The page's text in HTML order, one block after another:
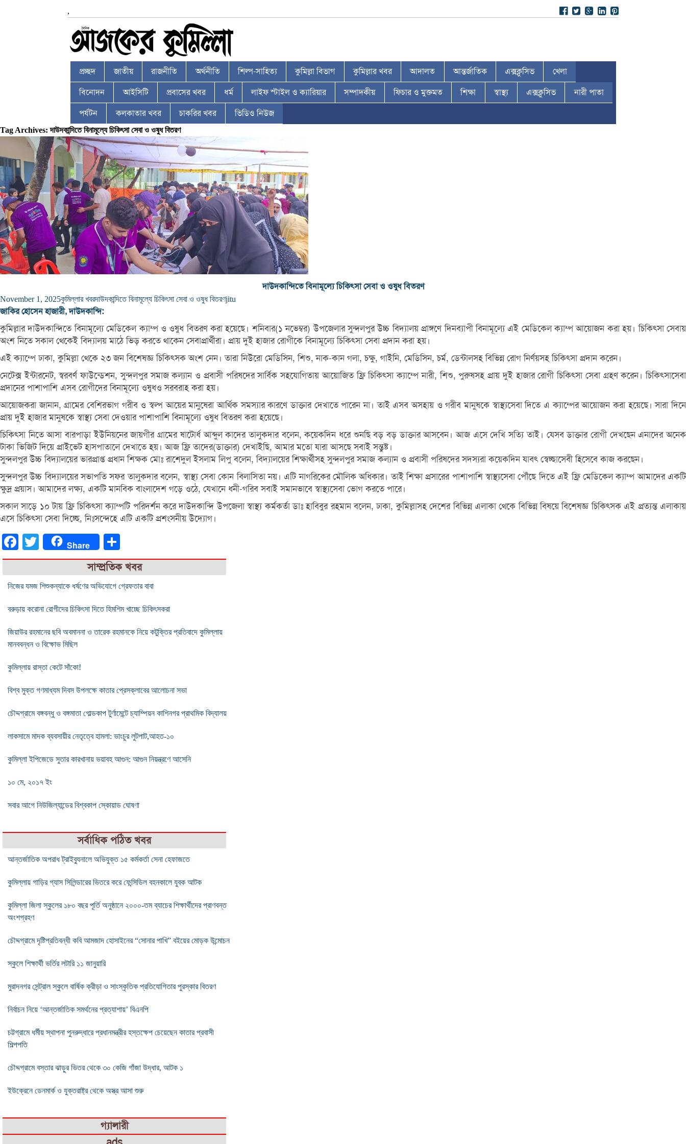
,
প্রচ্ছদ জাতীয় রাজনীতি অর্থনীতি শিল্প-সাহিত্য কুমিল্লা বিভাগ কুমিল্লার খবর আদালত আন্তর্জাতিক এক্সক্লুসিভ খেলা
বিনোদন আইসিটি প্রবাসের খবর ধর্ম লাইফ স্টাইল ও ক্যারিয়ার সম্পাদকীয় ফিচার ও মুক্তমত শিক্ষা স্বাস্থ্য এক্সক্লুসিভ নারী পাতা
পর্যটন কলকাতার খবর চাকরির খবর ভিডিও নিউজ
Tag Archives: দাউদকান্দিতে বিনামূল্যে চিকিৎসা সেবা ও ওষুধ বিতরণ
দাউদকান্দিতে বিনামূল্যে চিকিৎসা সেবা ও ওষুধ বিতরণ
November 1, 2025কুমিল্লার খবরদাউদকান্দিতে বিনামূল্যে চিকিৎসা সেবা ও ওষুধ বিতরণjitu
জাকির হোসেন হাজারী, দাউদকান্দি:
কুমিল্লার দাউদকান্দিতে বিনামূল্যে মেডিকেল ক্যাম্প ও ওষুধ বিতরণ করা হয়েছে। শনিবার(১ নভেম্বর) উপজেলার সুন্দলপুর উচ্চ বিদ্যালয় প্রাঙ্গণে দিনব্যাপী বিনামূল্যে এই মেডিকেল ক্যাম্প আয়োজন করা হয়। চিকিৎসা সেবায়
অংশ নিতে সকাল থেকেই বিদ্যালয় মাঠে ভিড় করতে থাকেন সেবাপ্রার্থীরা। প্রায় দুই হাজার রোগীকে বিনামূল্যে চিকিৎসা সেবা প্রদান করা হয়।
এই ক্যাম্পে ঢাকা, কুমিল্লা থেকে ২৩ জন বিশেষজ্ঞ চিকিৎসক অংশ নেন। তারা নিউরো মেডিসিন, শিশু, নাক-কান গলা, চক্ষু, গাইনি, মেডিসিন, চর্ম, ডেন্টালসহ বিভিন্ন রোগ নির্ণয়সহ চিকিৎসা প্রদান করেন।
নেটেক্স ইন্টারনেট, স্বরবর্ণ ফাউন্ডেশন, সুন্দলপুর সমাজ কল্যান ও প্রবাসী পরিষদের সার্বিক সহযোগিতায় আয়োজিত ফ্রি চিকিৎসা ক্যাম্পে নারী, শিশু, পুরুষসহ প্রায় দুই হাজার রোগী চিকিৎসা সেবা গ্রহণ করেন। চিকিৎসাসেবা
প্রদানের পাশাপাশি এসব রোগীদের বিনামূল্যে ওষুধও সরবরাহ করা হয়।
আয়োজকরা জানান, গ্রামের বেশিরভাগ গরীব ও স্বল্প আয়ের মানুষেরা আর্থিক সমস্যার কারণে ডাক্তার দেখাতে পারেন না। তাই এসব অসহায় ও গরীব মানুষকে স্বাস্থ্যসেবা দিতে এ ক্যাম্পের আয়োজন করা হয়েছে। সারা দিনে
প্রায় দুই হাজার মানুষকে স্বাস্থ্য সেবা দেওয়ার পাশাপাশি বিনামূল্যে ওষুধ বিতরণ করা হয়েছে।
চিকিৎসা নিতে আসা বারপাড়া ইউনিয়নের জায়গীর গ্রামের ষাটোর্ধ আব্দুল কাদের তালুকদার বলেন, কয়েকদিন ধরে শুনছি বড় বড় ডাক্তার আসবেন। আজ এসে দেখি সত্যি তাই। যেসব ডাক্তার রোগী দেখছেন এনাদের অনেক
টাকা ভিজিট দিয়ে প্রাইভেট হাসপাতালে দেখাতে হয়। আজ ফ্রি তাদের(ডাক্তার) দেখাইছি, আমার মতো যারা আসছে সবাই সন্তুষ্ট।
সুন্দলপুর উচ্চ বিদ্যালয়ের ভারপ্রাপ্ত প্রধান শিক্ষক মোঃ রাশেদুল ইসলাম লিপু বলেন, বিদ্যালয়ের শিক্ষার্থীসহ সুন্দলপুর সমাজ কল্যান ও প্রবাসী পরিষদের সদস্যরা কয়েকদিন যাবৎ স্বেচ্ছাসেবী হিসেবে কাজ করছেন।
সুন্দলপুর উচ্চ বিদ্যালয়ের সভাপতি সফর তালুকদার বলেন, স্বাস্থ্য সেবা কোন বিলাসিতা নয়। এটি নাগরিকের মৌলিক অধিকার। তাই শিক্ষা প্রসারের পাশাপাশি স্বাস্থ্যসেবা পৌঁছে দিতে এই ফ্রি মেডিকেল ক্যাম্প আমাদের একটি
ক্ষুদ্র প্রয়াস। আমাদের লক্ষ্য, একটি মানবিক বাংলাদেশ গড়ে ওঠে, যেখানে ধনী-গরিব সবাই সমানভাবে স্বাস্থ্যসেবা ভোগ করতে পারে।
সকাল সাড়ে ১০ টায় ফ্রি চিকিৎসা ক্যাম্পটি পরিদর্শন করে দাউদকান্দি উপজেলা স্বাস্থ্য কর্মকর্তা ডাঃ হাবিবুর রহমান বলেন, ঢাকা, কুমিল্লাসহ দেশের বিভিন্ন এলাকা থেকে বিভিন্ন বিষয়ে বিশেষজ্ঞ চিকিৎসক এই প্রত্যন্ত এলাকায়
এসে চিকিৎসা সেবা দিচ্ছে, নিঃসন্দেহে এটি একটি প্রশংসনীয় উদ্যোগ।
FacebookTwitter Share
সাম্প্রতিক খবর
নিজের যমজ শিশুকন্যাকে ধর্ষণের অভিযোগে গ্রেফতার বাবা
বরুড়ায় করোনা রোগীদের চিকিৎসা দিতে হিমশিম খাচ্ছে চিকিৎসকরা
জিয়াউর রহমানের ছবি অবমাননা ও তারেক রহমানকে নিয়ে কটুক্তির প্রতিবাদে কুমিল্লায়
মানববন্ধন ও বিক্ষোভ মিছিল
কুমিল্লায় রাস্তা কেটে সাঁকো!
বিশ্ব মুক্ত গণমাধ্যম দিবস উপলক্ষে কাতার প্রেসক্লাবের আলোচনা সভা
চৌদ্দগ্রামে বঙ্গবন্ধু ও বঙ্গমাতা গোল্ডকাপ টুর্ণামেন্টে চ্যাম্পিয়ন কাশিনগর প্রাথমিক বিদ্যালয়
লাকসামে মাদক ব্যবসায়ীর নেতৃত্বে হামলা: ভাংচুর লুটপাট,আহত-১০
কুমিল্লা ইপিজেডে সুতার কারখানায় ভয়াবহ আগুন: আগুন নিয়ন্ত্রণে আসেনি
১০ মে, ২০১৭ ইং
সবার আগে নিউজিল্যান্ডের বিশ্বকাপ স্কোয়াড ঘোষণা
সর্বাধিক পঠিত খবর
আন্তর্জাতিক অপরাধ ট্রাইব্যুনালে অভিযুক্ত ১৫ কর্মকর্তা সেনা হেফাজতে
কুমিল্লায় গাড়ির গ্যাস সিলিন্ডারের ভিতরে করে ফেন্সিডিল বহনকালে যুবক আটক
কুমিল্লা জিলা স্কুলের ১৮০ বছর পূর্তি অনুষ্ঠানে ২০০০-তম ব্যাচের শিক্ষার্থীদের প্রাণবন্ত
অংশগ্রহণ
চৌদ্দগ্রামে দৃষ্টিপ্রতিবন্ধী কবি আমজাদ হোসাইনের “সোনার পাখি” বইয়ের মোড়ক উন্মোচন
স্কুলে শিক্ষার্থী ভর্তির লটারি ১১ জানুয়ারি
মুরাদনগর সেন্ট্রাল স্কুলে বার্ষিক ক্রীড়া ও সাংস্কৃতিক প্রতিযোগিতার পুরস্কার বিতরণ
নির্বাচন নিয়ে ‘আন্তর্জাতিক সমর্থনের প্রত্যাশায়’ বিএনপি
চট্টগ্রামে ধর্মীয় স্থাপনা পুনরুদ্ধারে প্রধানমন্ত্রীর হস্তক্ষেপ চেয়েছেন কাতার প্রবাসী
শিল্পপতি
চৌদ্দগ্রামে বস্তার ঝাড়ুর ভিতর থেকে ৩০ কেজি গাঁজা উদ্ধার, আটক ১
ইউক্রেনে ডেনমার্ক ও যুক্তরাষ্ট্র থেকে অস্ত্র আসা শুরু
গ্যালারী